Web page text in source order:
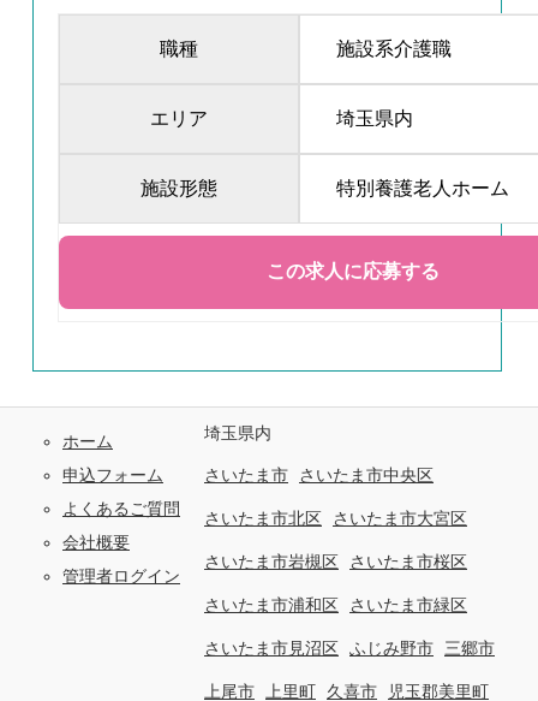
職種 施設系介護職
エリア 埼玉県内
施設形態 特別養護老人ホーム
ホーム
申込フォーム
よくあるご質問
会社概要
管理者ログイン
埼玉県内
さいたま市 さいたま市中央区
さいたま市北区 さいたま市大宮区
さいたま市岩槻区 さいたま市桜区
さいたま市浦和区 さいたま市緑区
さいたま市見沼区 ふじみ野市 三郷市
上尾市 上里町 久喜市 児玉郡美里町